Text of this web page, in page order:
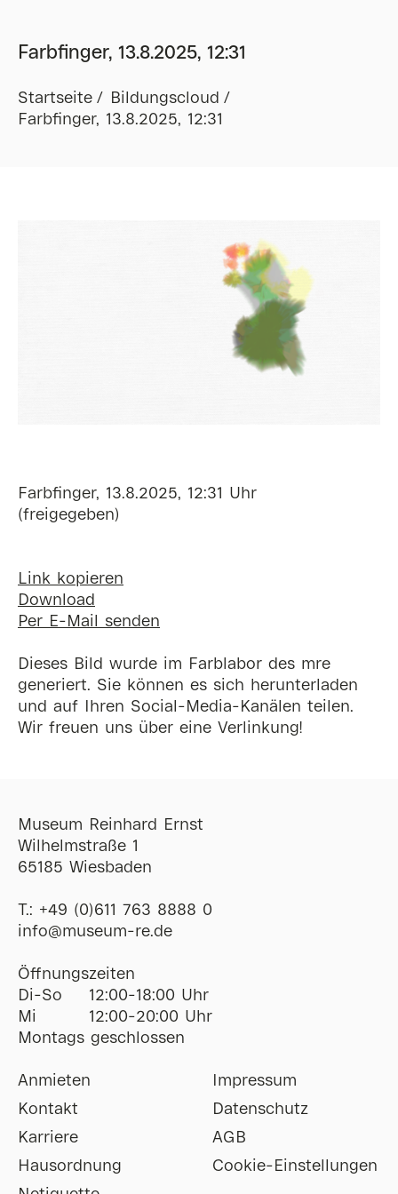
Farbfinger, 13.8.2025, 12:31
Startseite
Bildungscloud
Farbfinger, 13.8.2025, 12:31
Farbfinger, 13.8.2025, 12:31 Uhr
(freigegeben)
Link kopieren
Download
Per E-Mail senden
Dieses Bild wurde im Farblabor des mre
generiert. Sie können es sich herunterladen
und auf Ihren Social-Media-Kanälen teilen.
Wir freuen uns über eine Verlinkung!
Museum Reinhard Ernst
Wilhelmstraße 1
65185 Wiesbaden
T.: +49 (0)611 763 8888 0
ofni@museum-re de
Öffnungszeiten
Di-So
12:00-18:00 Uhr
Mi
12:00-20:00 Uhr
Montags geschlossen
Anmieten
Kontakt
Karriere
Hausordnung
Impressum
Datenschutz
AGB
Cookie-Einstellungen